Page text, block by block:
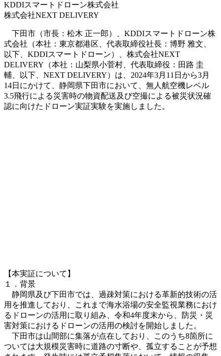
KDDIスマートドローン株式会社
株式会社NEXT DELIVERY
下田市（市長：松木 正一郎）、KDDIスマートドローン株
式会社（本社：東京都港区、代表取締役社長：博野 雅文、
以下、KDDIスマートドローン）、株式会社NEXT
DELIVERY（本社：山梨県小菅村、代表取締役：田路 圭
輔、以下、NEXT DELIVERY）は、2024年3月11日から3月
14日にかけて、静岡県下田市において、無人航空機レベル
3.5飛行による災害時の物資配送及び空撮による被災状況確
認に向けたドローン実証実験を実施しました。
【本実証について】
１．背景
静岡県及び下田市では、過疎対策における革新的技術の活
用を推進しており、これまで海水浴場の安全監視業務におけ
るドローンの活用に取り組み、令和4年度末から、防災・災
害対策におけるドローンの活用の検討を開始しました。
下田市は山間部に集落が点在しており、このうち8箇所に
ついては大規模災害時に道路の寸断や、孤立することが予想